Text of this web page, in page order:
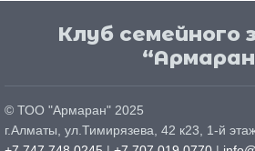
Клуб семейного
© ТОО "Армаран" 2025
г.Алматы , ул. Тимирязева, 42 к23, 1-й